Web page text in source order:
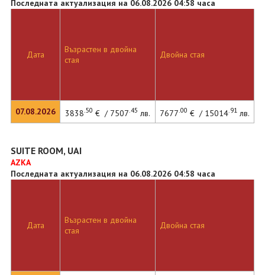
Последната актуализация на 06.08.2026 04:58 часа
Дата
07.08.2026
Възрастен в двойна
стая
Двойна стая
3838.50 € / 7507.45 лв. 7677.00 € / 15014.91лв.
SUITE ROOM, UAI
AZKA
Последната актуализация на 06.08.2026 04:58 часа
Дата
Възрастен в двойна
стая
Двойна стая